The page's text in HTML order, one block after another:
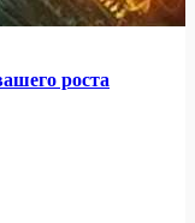
роста